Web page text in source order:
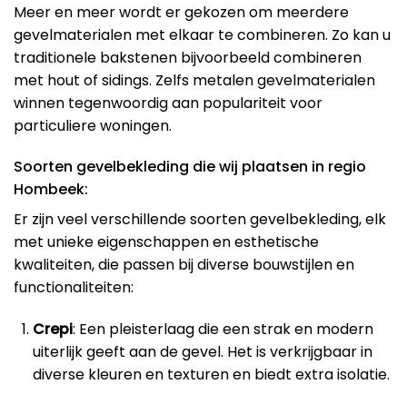
Meer en meer wordt er gekozen om meerdere
gevelmaterialen met elkaar te combineren. Zo kan u
traditionele bakstenen bijvoorbeeld combineren
met hout of sidings. Zelfs metalen gevelmaterialen
winnen tegenwoordig aan populariteit voor
particuliere woningen.
Soorten gevelbekleding die wij plaatsen in regio
Hombeek:
Er zijn veel verschillende soorten gevelbekleding, elk
met unieke eigenschappen en esthetische
kwaliteiten, die passen bij diverse bouwstijlen en
functionaliteiten:
Crepi: Een pleisterlaag die een strak en modern
uiterlijk geeft aan de gevel. Het is verkrijgbaar in
diverse kleuren en texturen en biedt extra isolatie.